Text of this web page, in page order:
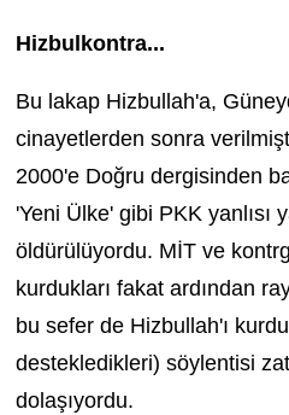
Hizbulkontra...
Bu lakap Hizbullah'a,
cinayetlerden sonra
2000'e Doğru dergisinden
'Yeni Ülke' gibi PKK yanlısı
öldürülüyordu. MİT ve
kurdukları fakat ardından
bu sefer de Hizbullah'ı
destekledikleri) söylentisi
dolaşıyordu.